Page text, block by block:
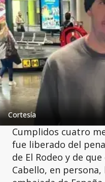
Cortesía
Cumplidos cuatro
fue liberado del
de El Rodeo y de
Cabello, en